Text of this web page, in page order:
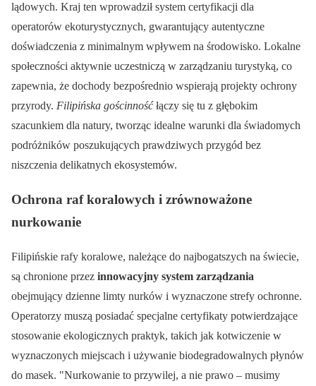
lądowych. Kraj ten wprowadził system certyfikacji dla
operatorów ekoturystycznych, gwarantujący autentyczne
doświadczenia z minimalnym wpływem na środowisko. Lokalne
społeczności aktywnie uczestniczą w zarządzaniu turystyką, co
zapewnia, że dochody bezpośrednio wspierają projekty ochrony
przyrody. Filipińska gościnnośćłączy się tu z głębokim
szacunkiem dla natury, tworząc idealne warunki dla świadomych
podróżników poszukujących prawdziwych przygód bez
niszczenia delikatnych ekosystemów.
Ochrona raf koralowych i zrównoważone
nurkowanie
Filipińskie rafy koralowe, należące do najbogatszych na świecie,
są chronione przez innowacyjny system zarządzania
obejmujący dzienne limty nurków i wyznaczone strefy ochronne.
Operatorzy muszą posiadać specjalne certyfikaty potwierdzające
stosowanie ekologicznych praktyk, takich jak kotwiczenie w
wyznaczonych miejscach i używanie biodegradowalnych płynów
do masek.
Nurkowanie to przywilej, a nie prawo – musimy